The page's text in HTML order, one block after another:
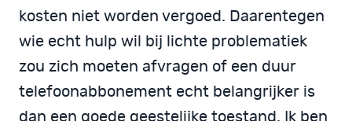
kosten niet worden vergoed. Daarentegen
wie echt hulp wil bij lichte problematiek
zou zich moeten afvragen of een duur
telefoonabbonement echt belangrijker is
dan een goede geestelijke toestand. Ik ben